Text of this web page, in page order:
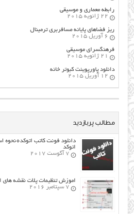
رابطه معماری و موسیقی
22 ژانویه 2015
ریز فضاهای پایانه مسافربری ترمینال
6 آوریل 2015
فرهنگسراي موسيقي
21 ژانویه 2015
دانلود پاورپوینت کبوتر خانه
12 آوریل 2015
مطالب پربازدید
دانلود فونت کاتب اتوکد+نحوه
اتوکد
7 آگوست 2017
اموزش تنظیمات پلات نقشه های
7 سپتامبر 2016